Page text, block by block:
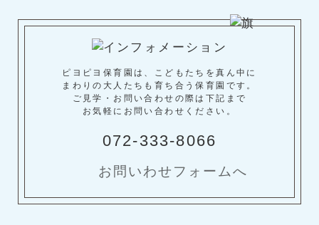
ピヨピヨ保育園は、こどもたちを真ん中に
まわりの大人たちも育ち合う保育園です。
ご見学・お問い合わせの際は下記まで
お気軽にお問い合わせください。
072-333-8066
お問いわせフォームへ